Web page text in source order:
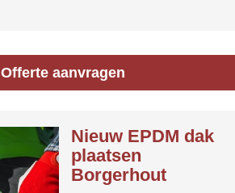
Offerte aanvragen
Nieuw EPDM dak
plaatsen
Borgerhout